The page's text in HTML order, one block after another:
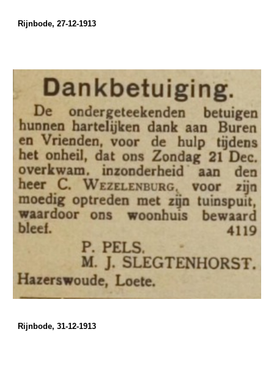
Rijnbode, 27-12-1913
Rijnbode, 31-12-1913